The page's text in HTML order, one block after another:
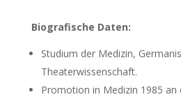
Biografische Daten:
Studium der Medizin,
Theaterwissenschaft.
Promotion in Medizin 1985 an